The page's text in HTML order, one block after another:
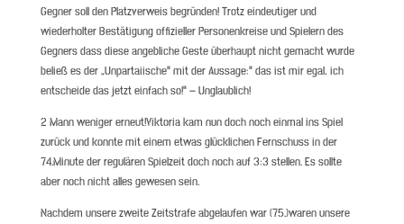
Gegner soll den Platzverweis begründen! Trotz eindeutiger und
wiederholter Bestätigung offizieller Personenkreise und Spielern des
Gegners dass diese angebliche Geste überhaupt nicht gemacht wurde
beließ es der „Unpartaiische“ mit der Aussage:“ das ist mir egal, ich
entscheide das jetzt einfach so!“ – Unglaublich!
2 Mann weniger erneut!Viktoria kam nun doch noch einmal ins Spiel
zurück und konnte mit einem etwas glücklichen Fernschuss in der
74.Minute der regulären Spielzeit doch noch auf 3:3 stellen. Es sollte
aber noch nicht alles gewesen sein.
Nachdem unsere zweite Zeitstrafe abgelaufen war (75.)waren unsere